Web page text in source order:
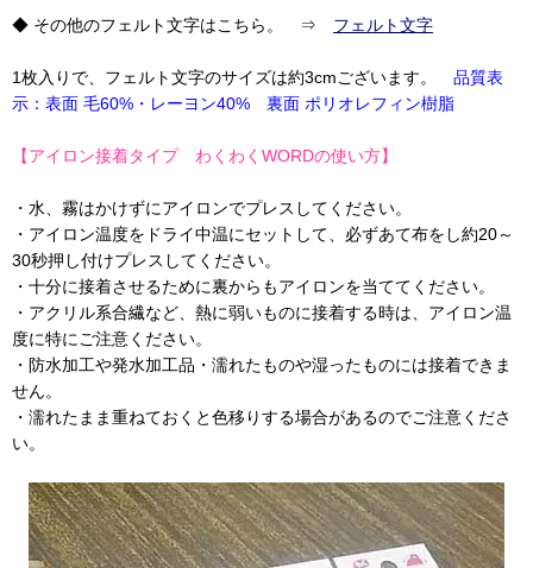
◆ その他のフェルト文字はこちら。 ⇒ フェルト文字
1枚入りで、フェルト文字のサイズは約3cmございます。 品質表
示：表面 毛60%・レーヨン40% 裏面 ポリオレフィン樹脂
【アイロン接着タイプ わくわくWORDの使い方】
・水、霧はかけずにアイロンでプレスしてください。
・アイロン温度をドライ中温にセットして、必ずあて布をし約20～
30秒押し付けプレスしてください。
・十分に接着させるために裏からもアイロンを当ててください。
・アクリル系合繊など、熱に弱いものに接着する時は、アイロン温
度に特にご注意ください。
・防水加工や発水加工品・濡れたものや湿ったものには接着できま
せん。
・濡れたまま重ねておくと色移りする場合があるのでご注意くださ
い。